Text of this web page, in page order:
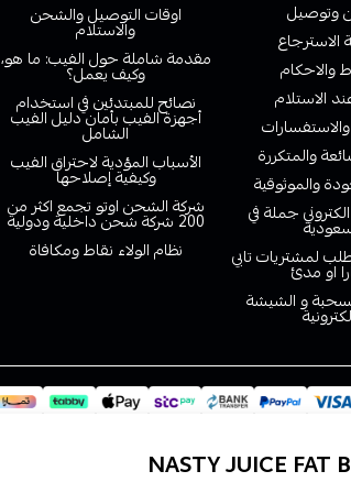
وتوصيل
والاحكام
الاستلام
والمتكررة
والموثوقية
جملة في
لمشتريات تابي
او مدئ
و الشيشة
اوقات التوصيل والشحن
والاستلام
مقدمة شاملة حول الفيب: ما هو،
وكيف يعمل؟
نصائح للمبتدئين في استخدام
أجهزة الفيب بأمان دليل الفيب
الشامل
الأسباب المؤدية لاحتراق الفيب
وكيفية إصلاحها
شركة الشحن اوتو تجمع اكثر من
200 شركة شحن داخلية ودولية
نظام الولاء نقاط ومكافاة